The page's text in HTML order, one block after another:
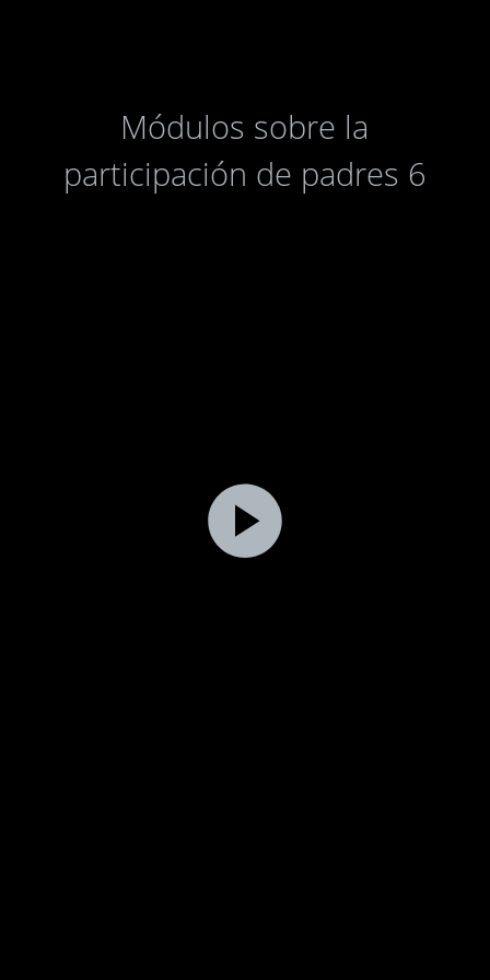
Módulos sobre la
participación de padres 6